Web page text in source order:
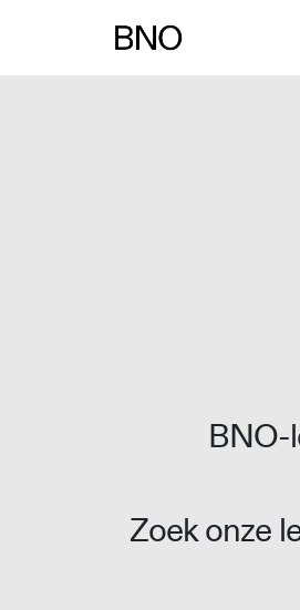
BNO-
Zoek onze